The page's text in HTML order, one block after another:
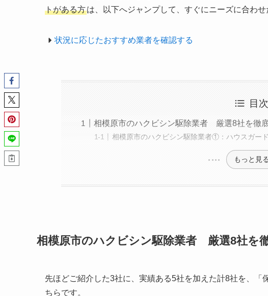
トがある方は、以下へジャンプして、すぐにニーズに合わ
状況に応じたおすすめ業者を確認する
目次
相模原市のハクビシン駆除業者 厳選8社を徹底
相模原市のハクビシン駆除業者①：ハウスガー
もっと見る
相模原市のハクビシン駆除業者 厳選8社を徹
先ほどご紹介した3社に、実績ある5社を加えた計8社を、
ちらです。